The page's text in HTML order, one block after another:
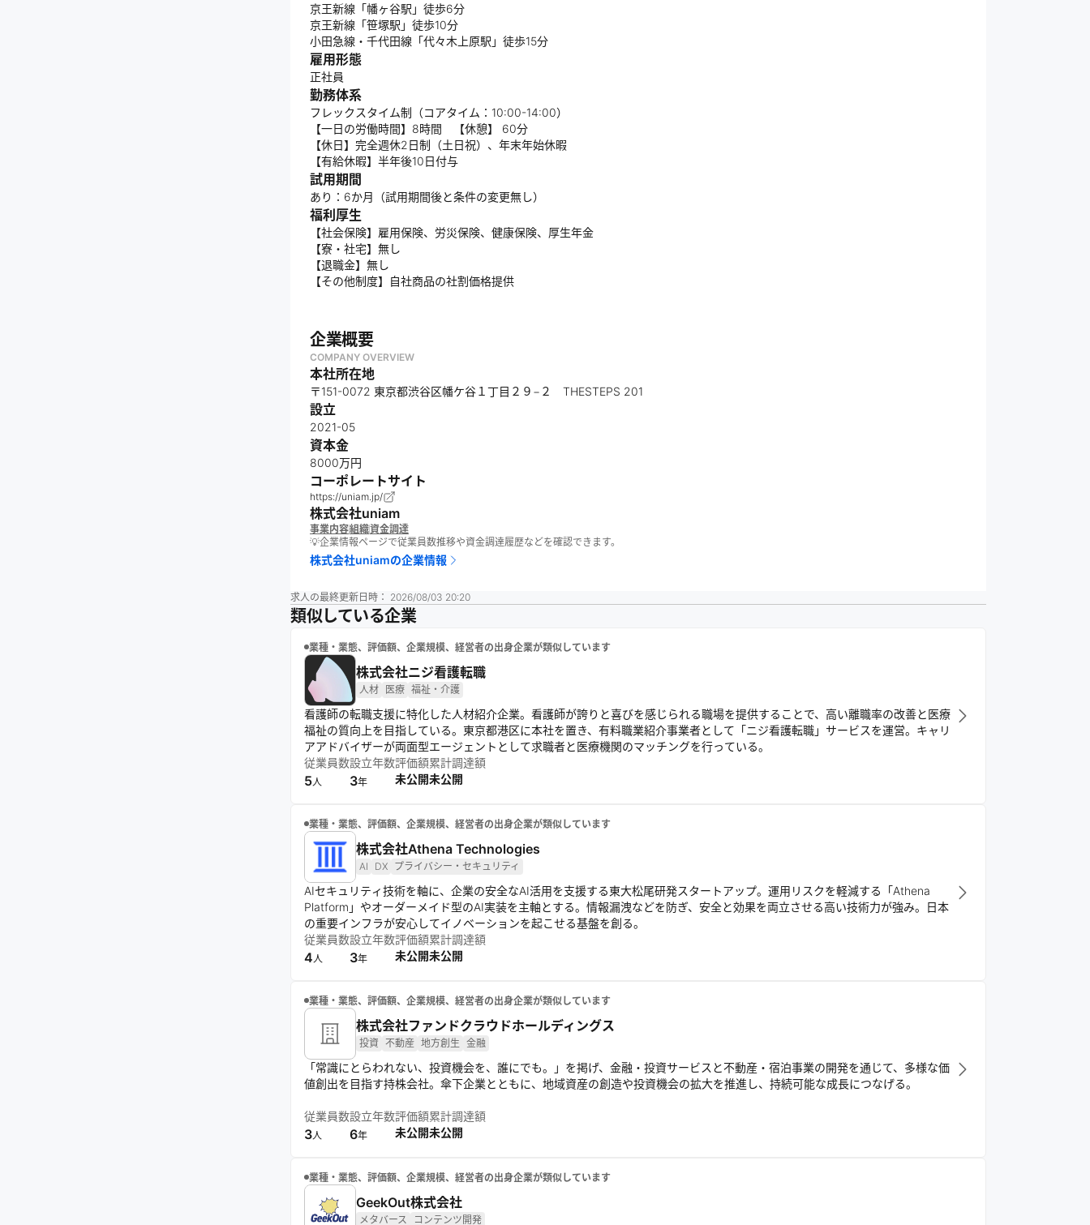
京王新線「幡ヶ谷駅」徒歩6分
京王新線「笹塚駅」徒歩10分
小田急線・千代田線「代々木上原駅」徒歩15分
雇用形態
正社員
勤務体系
フレックスタイム制（コアタイム：10:00-14:00）
【一日の労働時間】8時間 【休憩】 60分
【休日】完全週休2日制（土日祝）、年末年始休暇
【有給休暇】半年後10日付与
試用期間
あり：6か月（試用期間後と条件の変更無し）
福利厚生
【社会保険】雇用保険、労災保険、健康保険、厚生年金
【寮・社宅】無し
【退職金】無し
【その他制度】自社商品の社割価格提供
企業概要
COMPANY OVERVIEW
本社所在地
〒151-0072 東京都渋谷区幡ケ谷１丁目２９−２ THESTEPS 201
設立
2021-05
資本金
8000万円
コーポレートサイト
https://uniam.jp/
株式会社uniam
事業内容組織資金調達
💡企業情報ページで従業員数推移や資金調達履歴などを確認できます。
株式会社uniamの企業情報
求人の最終更新日時： 2026/08/03 20:20
類似している企業
業種・業態、評価額、企業規模、経営者の出身企業が類似しています
株式会社ニジ看護転職
人材 医療 福祉・介護
看護師の転職支援に特化した人材紹介企業。看護師が誇りと喜びを感じられる職場を提供することで、高い離職率の改善と医療
福祉の質向上を目指している。東京都港区に本社を置き、有料職業紹介事業者として「ニジ看護転職」サービスを運営。キャリ
アアドバイザーが両面型エージェントとして求職者と医療機関のマッチングを行っている。
従業員数
5人
設立年数
3年
評価額
未公開
累計調達額
未公開
業種・業態、評価額、企業規模、経営者の出身企業が類似しています
株式会社Athena Technologies
AI DX プライバシー・セキュリティ
AIセキュリティ技術を軸に、企業の安全なAI活用を支援する東大松尾研発スタートアップ。運用リスクを軽減する「Athena
Platform」やオーダーメイド型のAI実装を主軸とする。情報漏洩などを防ぎ、安全と効果を両立させる高い技術力が強み。日本
の重要インフラが安心してイノベーションを起こせる基盤を創る。
従業員数
4 人
設立年数
3年
評価額
未公開
累計調達額
未公開
業種・業態、評価額、企業規模、経営者の出身企業が類似しています
株式会社ファンドクラウドホールディングス
投資 不動産 地方創生 金融
「常識にとらわれない、投資機会を、誰にでも。」を掲げ、金融・投資サービスと不動産・宿泊事業の開発を通じて、多様な価
値創出を目指す持株会社。傘下企業とともに、地域資産の創造や投資機会の拡大を推進し、持続可能な成長につなげる。
従業員数
3人
設立年数
6年
評価額
未公開
累計調達額
未公開
業種・業態、評価額、企業規模、経営者の出身企業が類似しています
GeekOut株式会社
メタバース コンテンツ開発